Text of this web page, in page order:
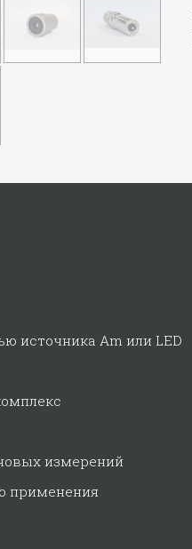
источника Am или LED
измерений
применения